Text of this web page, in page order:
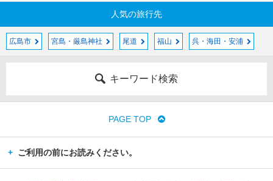
人気の旅行先
広島市 宮島・厳島神社 尾道 福山 呉・海田・安浦
キーワード検索
PAGE TOP
ご利用の前にお読みください。